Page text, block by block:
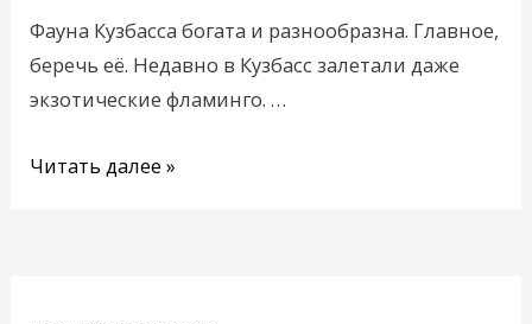
Фауна Кузбасса богата и разнообразна. Главное,
беречь её. Недавно в Кузбасс залетали даже
экзотические фламинго. …
Кузбасса
Читать далее »